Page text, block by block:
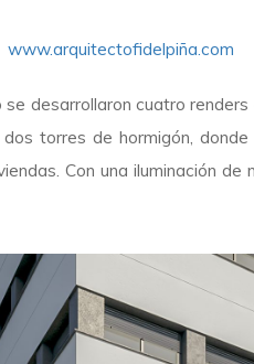
www.arquitectofidelpiña.com
desarrollaron cuatro
torres de hormigón,
Con una iluminación